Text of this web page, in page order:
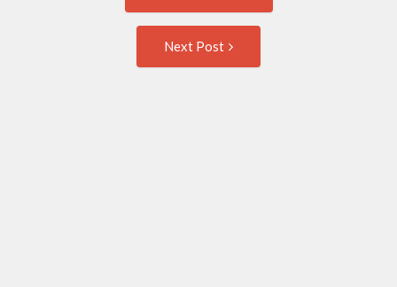
navigation
Next Post